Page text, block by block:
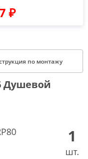
₽
по монтажу
Душевой
1
шт.